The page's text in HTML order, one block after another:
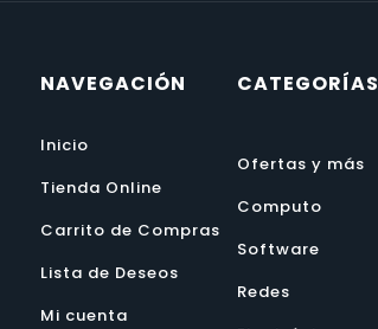
NAVEGACIÓN
Inicio
Tienda Online
Carrito de Compras
Lista de Deseos
Mi cuenta
CATEGORÍAS
Ofertas y más
Computo
Software
Redes